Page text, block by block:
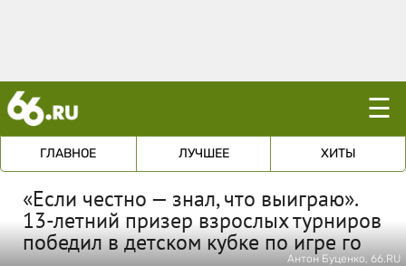
☰
ГЛАВНОЕ ЛУЧШЕЕ ХИТЫ
«Если честно — знал, что выиграю».
13-летний призер взрослых турниров
победил в детском кубке по игре го
Антон Буценко, 66.RU